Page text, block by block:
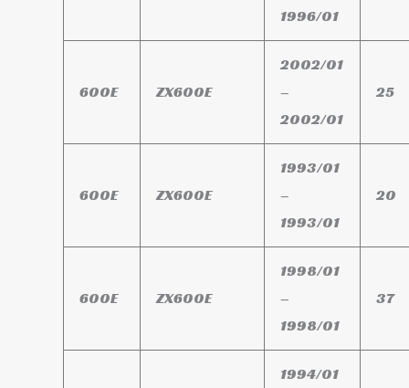
1996/01
600E ZX600E
2002/01
–
2002/01
25
600E ZX600E
1993/01
–
1993/01
20
600E ZX600E
1998/01
–
1998/01
37
1994/01